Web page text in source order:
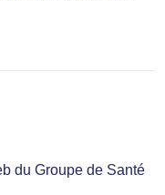
du Groupe de Santé